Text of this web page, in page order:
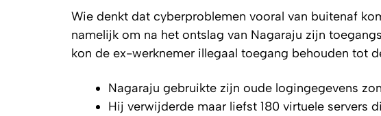
Wie denkt dat cyberproblemen vooral van buitenaf
namelijk om na het ontslag van Nagaraju zijn
kon de ex-werknemer illegaal toegang behouden tot
Nagaraju gebruikte zijn oude logingegevens
Hij verwijderde maar liefst 180 virtuele servers